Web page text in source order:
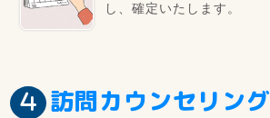
し、確定いたします。
訪問カウンセリング